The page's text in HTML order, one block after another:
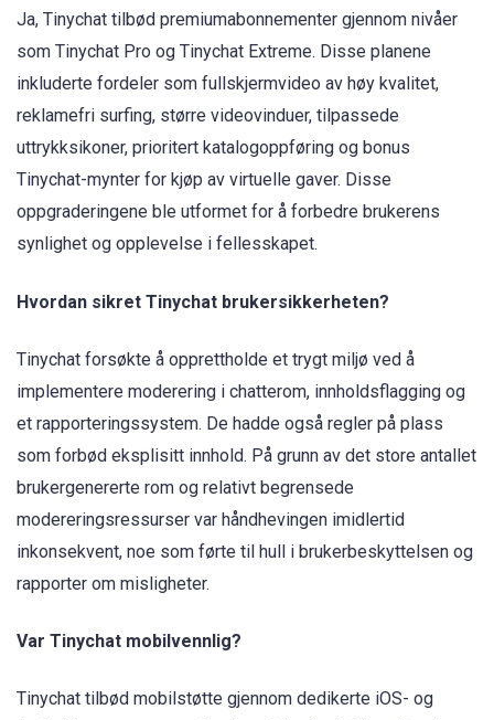
Ja, Tinychat tilbød premiumabonnementer gjennom nivåer
som Tinychat Pro og Tinychat Extreme. Disse planene
inkluderte fordeler som fullskjermvideo av høy kvalitet,
reklamefri surfing, større videovinduer, tilpassede
uttrykksikoner, prioritert katalogoppføring og bonus
Tinychat-mynter for kjøp av virtuelle gaver. Disse
oppgraderingene ble utformet for å forbedre brukerens
synlighet og opplevelse i fellesskapet.
Hvordan sikret Tinychat brukersikkerheten?
Tinychat forsøkte å opprettholde et trygt miljø ved å
implementere moderering i chatterom, innholdsflagging og
et rapporteringssystem. De hadde også regler på plass
som forbød eksplisitt innhold. På grunn av det store antallet
brukergenererte rom og relativt begrensede
modereringsressurser var håndhevingen imidlertid
inkonsekvent, noe som førte til hull i brukerbeskyttelsen og
rapporter om misligheter.
Var Tinychat mobilvennlig?
Tinychat tilbød mobilstøtte gjennom dedikerte iOS- og